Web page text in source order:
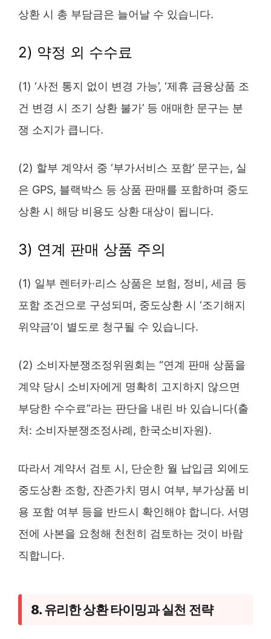
상환 시 총 부담금은 늘어날 수 있습니다.
2) 약정 외 수수료
(1) ‘사전 통지 없이 변경 가능’, ‘제휴 금융상품 조
건 변경 시 조기 상환 불가’ 등 애매한 문구는 분
쟁 소지가 큽니다.
(2) 할부 계약서 중 ‘부가서비스 포함’ 문구는, 실
은 GPS, 블랙박스 등 상품 판매를 포함하며 중도
상환 시 해당 비용도 상환 대상이 됩니다.
3) 연계 판매 상품 주의
(1) 일부 렌터카·리스 상품은 보험, 정비, 세금 등
포함 조건으로 구성되며, 중도상환 시 ‘조기해지
위약금’이 별도로 청구될 수 있습니다.
(2) 소비자분쟁조정위원회는 “연계 판매 상품을
계약 당시 소비자에게 명확히 고지하지 않으면
부당한 수수료”라는 판단을 내린 바 있습니다(출
처: 소비자분쟁조정사례, 한국소비자원).
따라서 계약서 검토 시, 단순한 월 납입금 외에도
중도상환 조항, 잔존가치 명시 여부, 부가상품 비
용 포함 여부 등을 반드시 확인해야 합니다. 서명
전에 사본을 요청해 천천히 검토하는 것이 바람
직합니다.
8. 유리한 상환 타이밍과 실천 전략